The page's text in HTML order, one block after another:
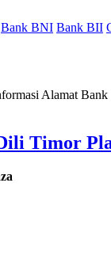
Bank BNI Bank BII
Alamat
Timor